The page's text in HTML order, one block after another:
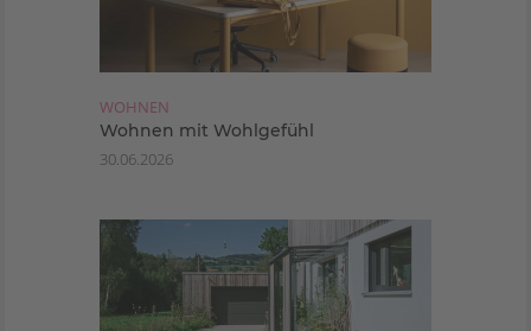
WOHNEN
Wohnen mit Wohlgefühl
30.06.2026